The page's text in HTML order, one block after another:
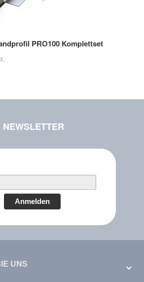
PRO100 Komplettset
NEWSLETTER
Anmelden
UNS